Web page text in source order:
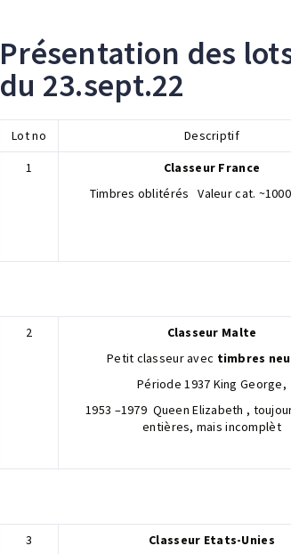
Présentation des
du 23.sept.22
Lot no Descriptif
1
Classeur France
Timbres oblitérés Valeur cat.
2
Classeur Malte
Petit classeur avec timbres
Période 1937 King George,
1953 –1979 Queen Elizabeth ,
entières, mais incomplèt
3
Classeur Etats-Unies